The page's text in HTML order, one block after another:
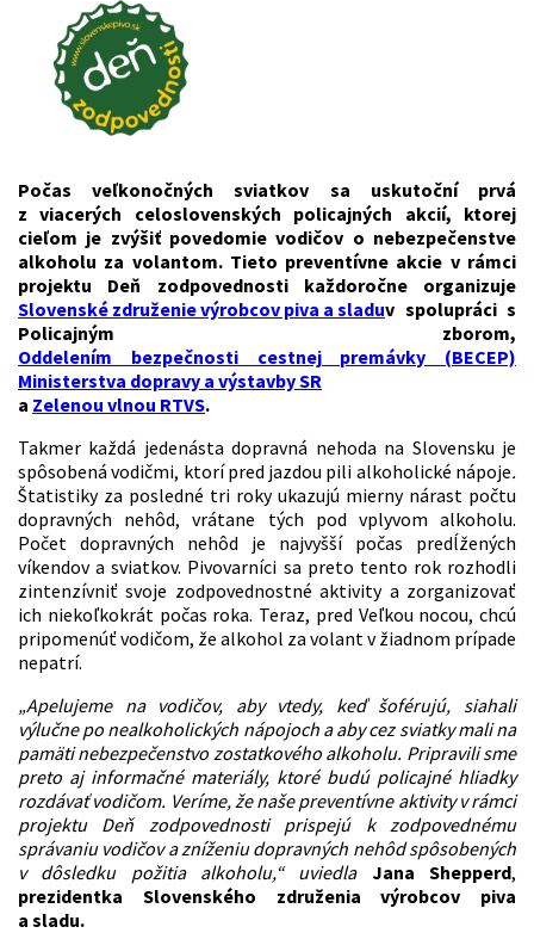
Počas veľkonočných sviatkov sa uskutoční prvá
z viacerých celoslovenských policajných akcií, ktorej
cieľom je zvýšiť povedomie vodičov o nebezpečenstve
alkoholu za volantom. Tieto preventívne akcie v rámci
projektu Deň zodpovednosti každoročne organizuje
Slovenské združenie výrobcov piva a sladuv spolupráci s
Policajným zborom,
Oddelením bezpečnosti cestnej premávky (BECEP)
Ministerstva dopravy a výstavby SR
a Zelenou vlnou RTVS.
Takmer každá jedenásta dopravná nehoda na Slovensku je
spôsobená vodičmi, ktorí pred jazdou pili alkoholické nápoje.
Štatistiky za posledné tri roky ukazujú mierny nárast počtu
dopravných nehôd, vrátane tých pod vplyvom alkoholu.
Počet dopravných nehôd je najvyšší počas predĺžených
víkendov a sviatkov. Pivovarníci sa preto tento rok rozhodli
zintenzívniť svoje zodpovednostné aktivity a zorganizovať
ich niekoľkokrát počas roka. Teraz, pred Veľkou nocou, chcú
pripomenúť vodičom, že alkohol za volant v žiadnom prípade
nepatrí.
„Apelujeme na vodičov, aby vtedy, keď šoférujú, siahali
výlučne po nealkoholických nápojoch a aby cez sviatky mali na
pamäti nebezpečenstvo zostatkového alkoholu. Pripravili sme
preto aj informačné materiály, ktoré budú policajné hliadky
rozdávať vodičom. Veríme, že naše preventívne aktivity v rámci
projektu Deň zodpovednosti prispejú k zodpovednému
správaniu vodičov a zníženiu dopravných nehôd spôsobených
v dôsledku požitia alkoholu,“ uviedla Jana Shepperd,
prezidentka Slovenského združenia výrobcov piva
a sladu.